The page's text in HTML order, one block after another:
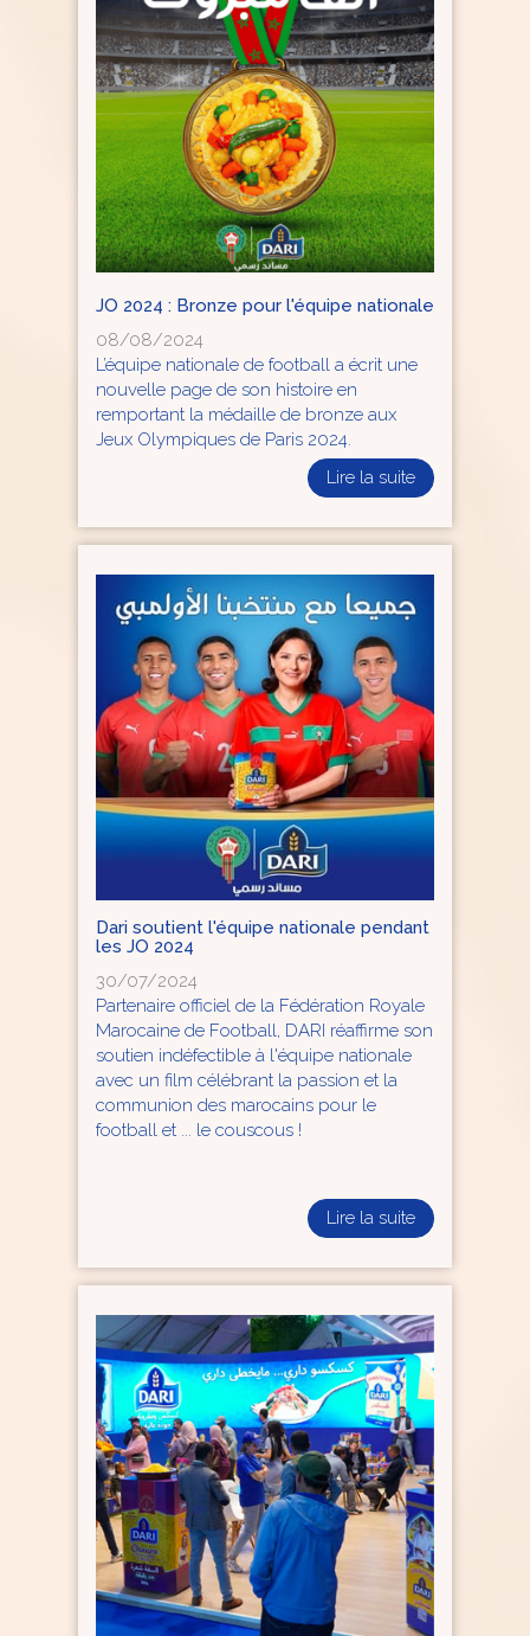
JO 2024 : Bronze pour l'équipe nationale
08/08/2024
L’équipe nationale de football a écrit une
nouvelle page de son histoire en
remportant la médaille de bronze aux
Jeux Olympiques de Paris 2024.
Lire la suite
Dari soutient l'équipe nationale pendant
les JO 2024
30/07/2024
Partenaire officiel de la Fédération Royale
Marocaine de Football, DARI réaffirme son
soutien indéfectible à l'équipe nationale
avec un film célébrant la passion et la
communion des marocains pour le
football et ... le couscous !
Lire la suite